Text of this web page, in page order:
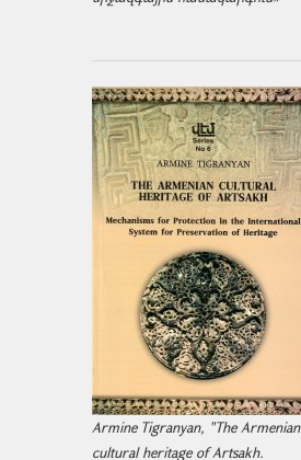
Armine Tigranyan, "The Armenian
cultural heritage of Artsakh.